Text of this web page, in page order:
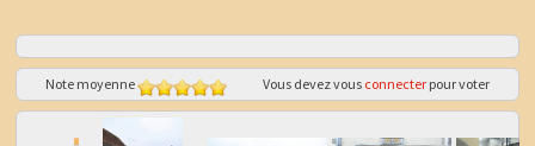
Note moyenne Vous devez vous connecterpour voter